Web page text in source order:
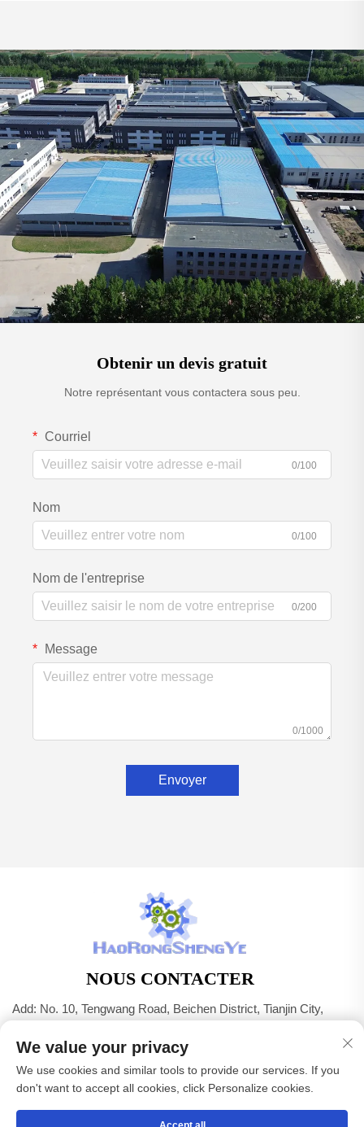
Obtenir un devis gratuit
Notre représentant vous contactera sous peu.
Courriel
0/100
Nom
0/100
Nom de l'entreprise
0/200
Message
0/1000
Envoyer
NOUS CONTACTER
Add: No. 10, Tengwang Road, Beichen District, Tianjin City,
Tél. :+86-22 83703208
E-mail :[email protected]
We value your privacy
We use cookies and similar tools to provide our services. If you
don't want to accept all cookies, click Personalize cookies.